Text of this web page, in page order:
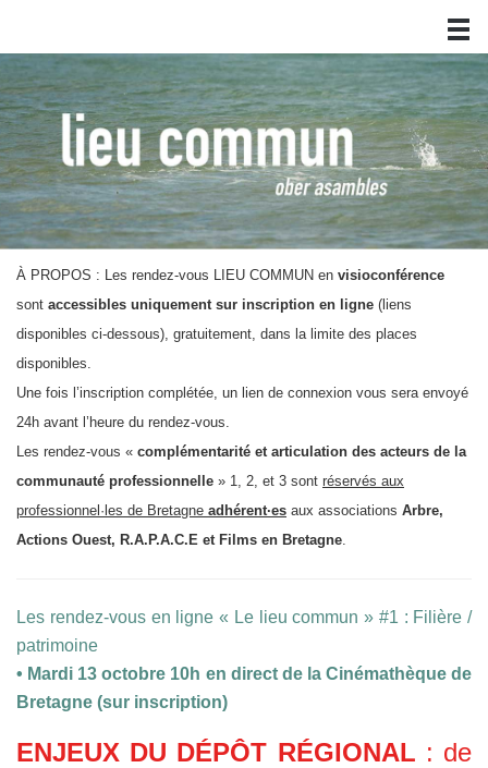
À PROPOS : Les rendez-vous LIEU COMMUN en visioconférence
sont accessibles uniquement sur inscription en ligne (liens
disponibles ci-dessous), gratuitement, dans la limite des places
disponibles.
Une fois l’inscription complétée, un lien de connexion vous sera envoyé
24h avant l’heure du rendez-vous.
Les rendez-vous « complémentarité et articulation des acteurs de la
communauté professionnelle » 1, 2, et 3 sont réservés aux
professionnel·les de Bretagne adhérent·es aux associations Arbre,
Actions Ouest, R.A.P.A.C.E et Films en Bretagne.
Les rendez-vous en ligne « Le lieu commun » #1 : Filière /
patrimoine
• Mardi 13 octobre 10h en direct de la Cinémathèque de
Bretagne (sur inscription)
ENJEUX DU DÉPÔT RÉGIONAL : de